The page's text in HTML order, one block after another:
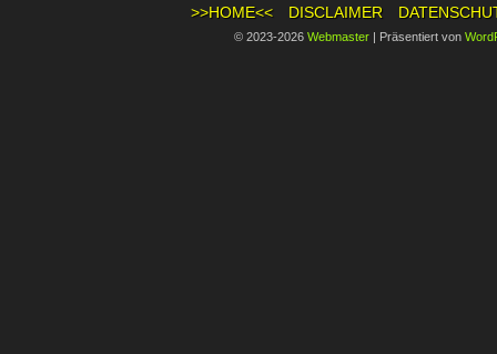
>>HOME<<
DISCLAIMER
© 2023-2026 Webmaster | Präsentiert von